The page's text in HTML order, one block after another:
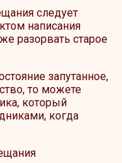
следует
написания
разорвать старое
запутанное,
то можете
который
когда